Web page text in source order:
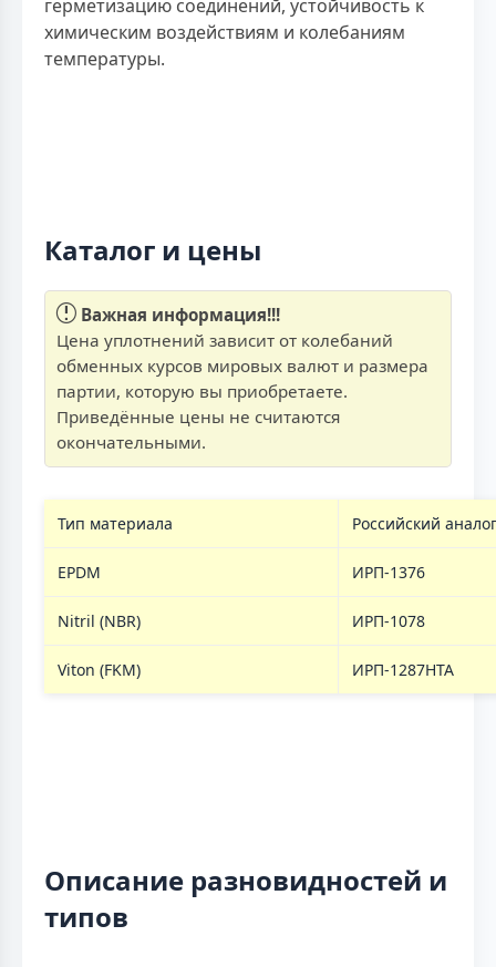
герметизацию соединений, устойчивость к
химическим воздействиям и колебаниям
температуры.
Каталог и цены
Важная информация!!!
Цена уплотнений зависит от колебаний
обменных курсов мировых валют и размера
партии, которую вы приобретаете.
Приведённые цены не считаются
окончательными.
Тип материала Российский аналог
EPDM ИРП-1376
Nitril (NBR) ИРП-1078
Viton (FKM) ИРП-1287НТА
Описание разновидностей и
типов